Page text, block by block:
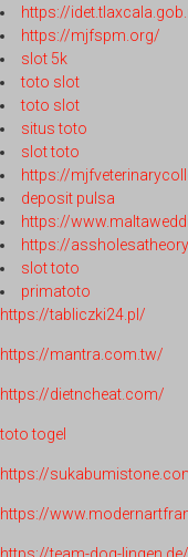
https://
https://mjfspm.org/
slot 5k
toto slot
toto slot
situs toto
slot toto
https://
deposit pulsa
https://
https://
slot toto
primatoto
https://tabliczki24.pl/
https://mantra.com.tw/
https://dietncheat.com/
toto togel
https://
https://